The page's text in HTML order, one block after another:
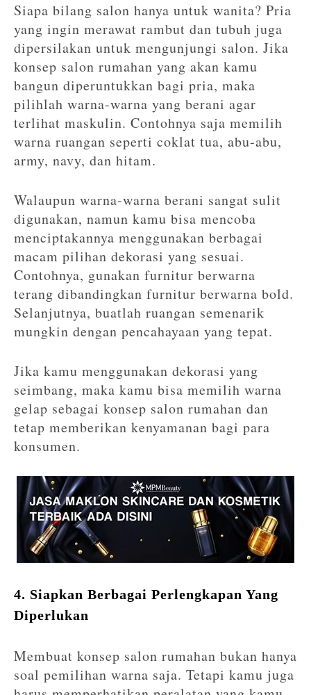
Siapa bilang salon hanya untuk wanita? Pria
yang ingin merawat rambut dan tubuh juga
dipersilakan untuk mengunjungi salon. Jika
konsep salon rumahan yang akan kamu
bangun diperuntukkan bagi pria, maka
pilihlah warna-warna yang berani agar
terlihat maskulin. Contohnya saja memilih
warna ruangan seperti coklat tua, abu-abu,
army, navy, dan hitam.
Walaupun warna-warna berani sangat sulit
digunakan, namun kamu bisa mencoba
menciptakannya menggunakan berbagai
macam pilihan dekorasi yang sesuai.
Contohnya, gunakan furnitur berwarna
terang dibandingkan furnitur berwarna bold.
Selanjutnya, buatlah ruangan semenarik
mungkin dengan pencahayaan yang tepat.
Jika kamu menggunakan dekorasi yang
seimbang, maka kamu bisa memilih warna
gelap sebagai konsep salon rumahan dan
tetap memberikan kenyamanan bagi para
konsumen.
4. Siapkan Berbagai Perlengkapan Yang
Diperlukan
Membuat konsep salon rumahan bukan hanya
soal pemilihan warna saja. Tetapi kamu juga